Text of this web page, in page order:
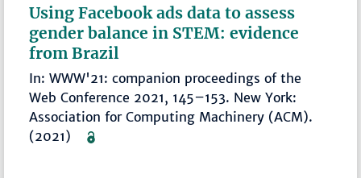
Using Facebook ads data to assess
gender balance in STEM: evidence
from Brazil
In: WWW'21: companion proceedings of the
Web Conference 2021, 145–153. New York:
Association for Computing Machinery (ACM).
(2021)